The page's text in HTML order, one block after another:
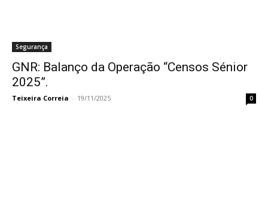
Segurança
GNR: Balanço da Operação “Censos Sénior
2025”.
Teixeira Correia - 19/11/2025 0